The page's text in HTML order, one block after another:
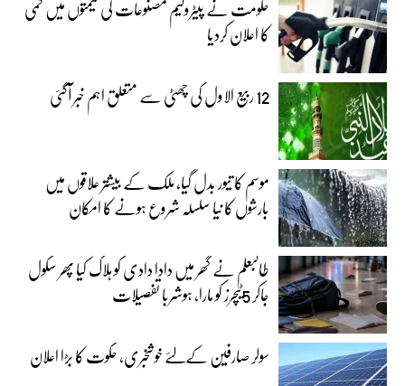
حکومت نے پیٹرولیم مصنوعات کی قیمتوں میں کمی
کا اعلان کردیا
12 ربیع الاول کی چھٹی سے متعلق اہم خبر آگئی
موسم کا تیور بدل گیا، ملک کے بیشتر علاقوں میں
بارشوں کا نیا سلسلہ شروع ہونے کا امکان
طالبعلم نے گھر میں دادا دادی کو ہلاک کیا پھر سکول
جاکر 5ٹیچرز کو مارا، ہوشربا تفصیلات
سولر صارفین کےلئے خوشخبری، حکوت کا بڑا اعلان